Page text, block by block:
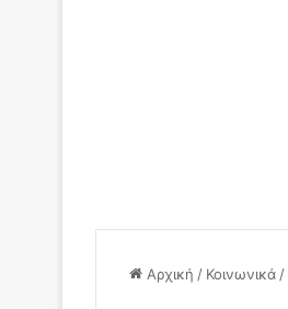
Αρχική / Κοινωνικά /